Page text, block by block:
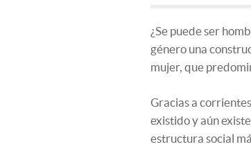
¿Se puede ser
género una
mujer, que
Gracias a
existido y aún
estructura social